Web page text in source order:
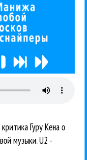
Гуру Кена о
музыки. U2 -